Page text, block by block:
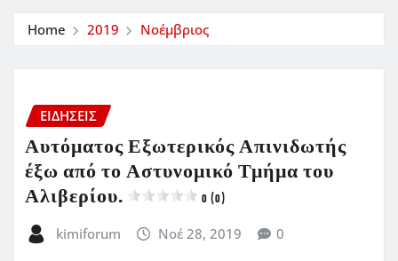
Home 2019 Νοέμβριος
ΕΙΔΗΣΕΙΣ
Αυτόματος Εξωτερικός Απινιδωτής
έξω από το Αστυνομικό Τμήμα του
Αλιβερίου.
0 (0)
kimiforum Νοέ 28, 2019 0